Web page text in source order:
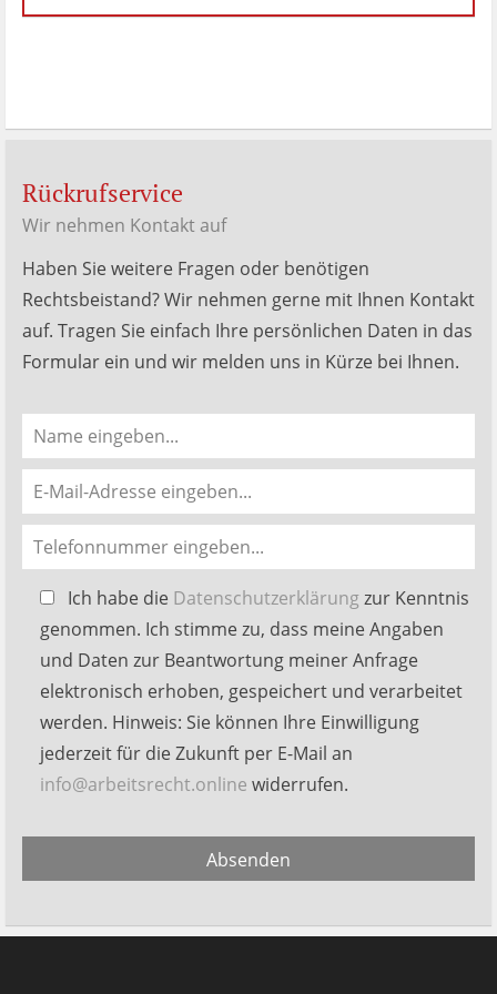
MenkenBewertungen
Rückrufservice
Wir nehmen Kontakt auf
Haben Sie weitere Fragen oder benötigen
Rechtsbeistand? Wir nehmen gerne mit Ihnen Kontakt
auf. Tragen Sie einfach Ihre persönlichen Daten in das
Formular ein und wir melden uns in Kürze bei Ihnen.
Bitte
lasse
dieses
Feld
leer.
Ich habe die Datenschutzerklärungzur Kenntnis
genommen. Ich stimme zu, dass meine Angaben
und Daten zur Beantwortung meiner Anfrage
elektronisch erhoben, gespeichert und verarbeitet
werden. Hinweis: Sie können Ihre Einwilligung
jederzeit für die Zukunft per E-Mail an
info@arbeitsrecht.online widerrufen.
Absenden